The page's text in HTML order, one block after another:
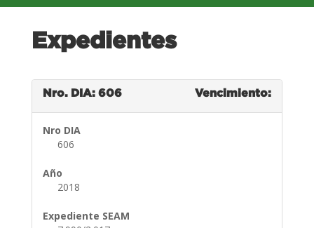
Expedientes
Nro. DIA: 606 Vencimiento:
Nro DIA
606
Año
2018
Expediente SEAM